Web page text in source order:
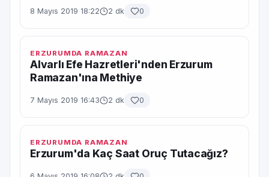
8 Mayıs 2019 18:22 2 dk 0
ERZURUMDA RAMAZAN
Alvarlı Efe Hazretleri'nden Erzurum
Ramazan'ına Methiye
7 Mayıs 2019 16:43 2 dk 0
ERZURUMDA RAMAZAN
Erzurum'da Kaç Saat Oruç Tutacağız?